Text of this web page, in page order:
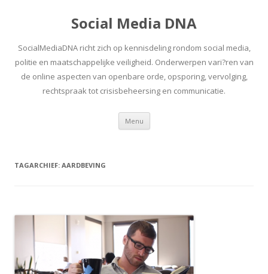
Social Media DNA
SocialMediaDNA richt zich op kennisdeling rondom social media,
politie en maatschappelijke veiligheid. Onderwerpen vari?ren van
de online aspecten van openbare orde, opsporing, vervolging,
rechtspraak tot crisisbeheersing en communicatie.
Menu Spring
inhoud
TAGARCHIEF: AARDBEVING